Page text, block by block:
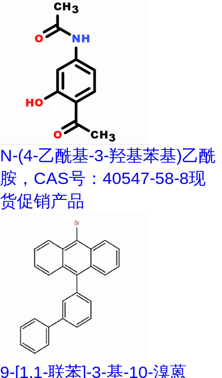
N-(4-乙酰基-3-羟基苯基)乙酰
胺，CAS号：40547-58-8现
货促销产品
9-[1,1-联苯]-3-基-10-溴蒽